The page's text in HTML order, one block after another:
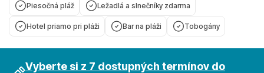
Piesočná pláž Ležadlá a slnečníky zdarma
Hotel priamo pri pláži Bar na pláži Tobogány
Vyberte si z 7 dostupných termínov do